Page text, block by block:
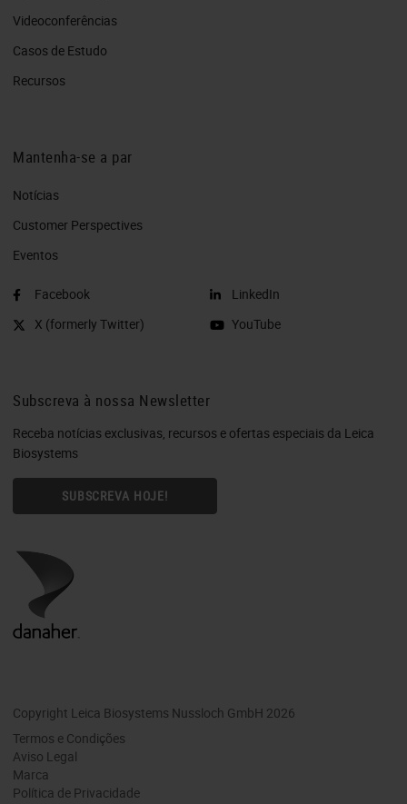
Videoconferências
Casos de Estudo
Recursos
Mantenha-se a par
Notícias
Customer Perspectives​
Eventos
Facebook
X (formerly Twitter)
LinkedIn
YouTube
Subscreva à nossa Newsletter
Receba notícias exclusivas, recursos e ofertas especiais da Leica
Biosystems
SUBSCREVA HOJE!
Copyright Leica Biosystems Nussloch GmbH 2026
Termos e Condições
Aviso Legal
Marca
Política de Privacidade